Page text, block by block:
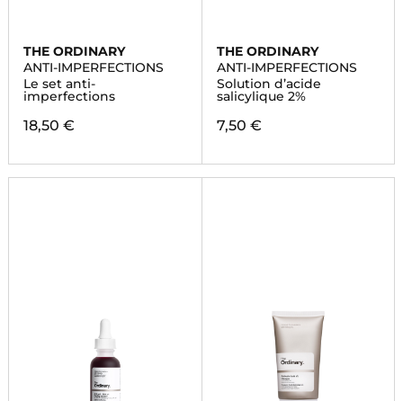
THE ORDINARY
ANTI-IMPERFECTIONS
Le set anti-
imperfections
18,50 €
THE ORDINARY
ANTI-IMPERFECTIONS
Solution d’acide
salicylique 2%
7,50 €